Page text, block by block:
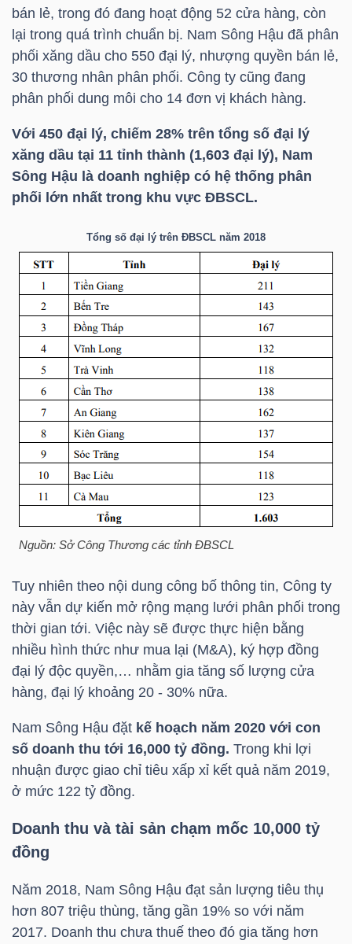
bán lẻ, trong đó đang hoạt động 52 cửa hàng, còn
lại trong quá trình chuẩn bị. Nam Sông Hậu đã phân
phối xăng dầu cho 550 đại lý, nhượng quyền bán lẻ,
30 thương nhân phân phối. Công ty cũng đang
phân phối dung môi cho 14 đơn vị khách hàng.
Với 450 đại lý, chiếm 28% trên tổng số đại lý
xăng dầu tại 11 tỉnh thành (1,603 đại lý), Nam
Sông Hậu là doanh nghiệp có hệ thống phân
phối lớn nhất trong khu vực ĐBSCL.
Tổng số đại lý trên ĐBSCL năm 2018
Nguồn: Sở Công Thương các tỉnh ĐBSCL
Tuy nhiên theo nội dung công bố thông tin, Công ty
này vẫn dự kiến mở rộng mạng lưới phân phối trong
thời gian tới. Việc này sẽ được thực hiện bằng
nhiều hình thức như mua lại (M&A), ký hợp đồng
đại lý độc quyền,… nhằm gia tăng số lượng cửa
hàng, đại lý khoảng 20 - 30% nữa.
Nam Sông Hậu đặt kế hoạch năm 2020 với con
số doanh thu tới 16,000 tỷ đồng. Trong khi lợi
nhuận được giao chỉ tiêu xấp xỉ kết quả năm 2019,
ở mức 122 tỷ đồng.
Doanh thu và tài sản chạm mốc 10,000 tỷ
đồng
Năm 2018, Nam Sông Hậu đạt sản lượng tiêu thụ
hơn 807 triệu thùng, tăng gần 19% so với năm
2017. Doanh thu chưa thuế theo đó gia tăng hơn
CHÍNH
CÁ
NHÂN
PHÂN
TÍCH
VIETSTOCKFINANCE
VĨ
MÔ
NGÀNH
DOANH
NGHIỆP
CỔ
PHIẾU
PHÁI
SINH
TRÁI
PHIẾU
CỤ
ĐẦU